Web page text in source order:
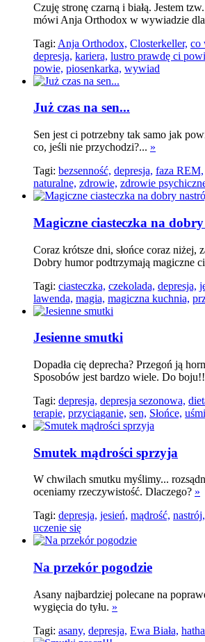
Czuję stronę czarną i białą. Jestem
mówi Anja Orthodox w wywiadzie
Tagi: Anja Orthodox, Closterkeller, co
depresja, kariera, lustro prawdę ci
powie, piosenkarka, wywiad
Już czas na sen...
Sen jest ci potrzebny tak samo jak
co, jeśli nie przychodzi?... »
Tagi: bezsenność, depresja, faza REM,
naturalne, zdrowie, zdrowie
Magiczne ciasteczka na
Coraz krótsze dni, słońce coraz niżej,
Dobry humor podtrzymają magiczne
Tagi: ciasteczka, czekolada, depresja,
lawenda, magia, magiczna kuchnia,
Jesienne smutki
Dopadła cię deprecha? Przegoń ją
Sposobów jest bardzo wiele. Do boju!!
Tagi: depresja, depresja sezonowa,
terapie, przyciąganie, sen, Słońce,
Smutek mądrości sprzyja
W chwilach smutku myślimy...
oceniamy rzeczywistość. Dlaczego? »
Tagi: depresja, jesień, mądrość, nastrój,
uczenie się
Na przekór pogodzie
Asany najbardziej polecane na
wygięcia do tyłu. »
Tagi: asany, depresja, Ewa Biała,